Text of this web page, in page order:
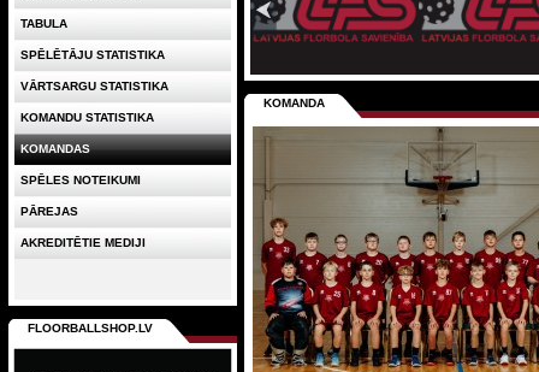
KOMANDA
TABULA
SPĒLĒTĀJU STATISTIKA
VĀRTSARGU STATISTIKA
KOMANDU STATISTIKA
KOMANDAS
SPĒLES NOTEIKUMI
PĀREJAS
AKREDITĒTIE MEDIJI
FLOORBALLSHOP.LV